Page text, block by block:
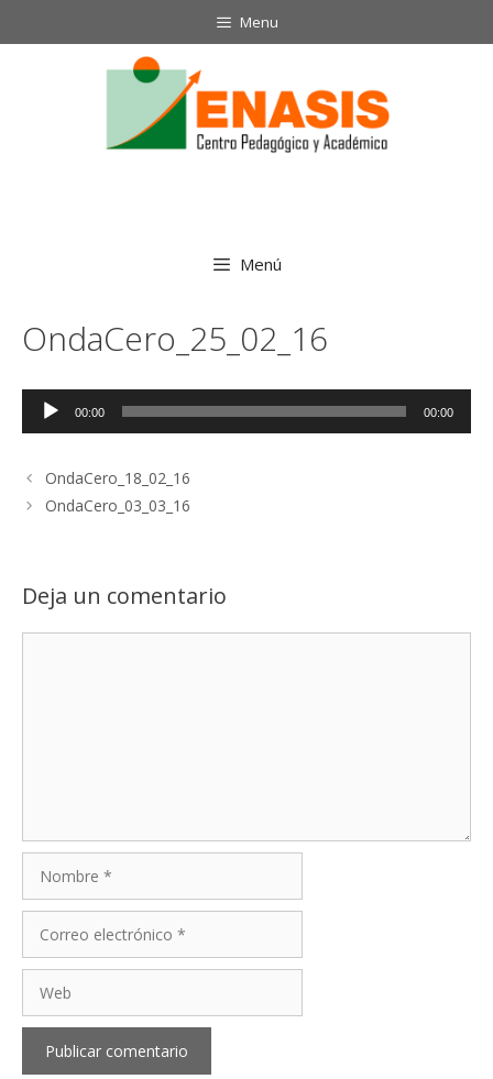
Menu
Menú
OndaCero_25_02_16
Reproductor
00:00 00:00
OndaCero_18_02_16
OndaCero_03_03_16
Deja un comentario
electrónico